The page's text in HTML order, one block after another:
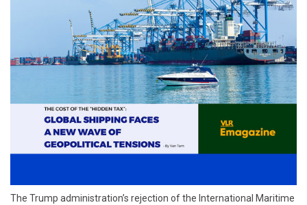
The Trump administration’s rejection of the International Maritime